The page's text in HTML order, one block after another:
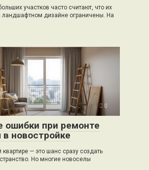
участков часто считают, что их
ландшафтном дизайне ограничены. На
0
ошибки при ремонте
в новостройке
— это шанс сразу создать
Но многие новоселы